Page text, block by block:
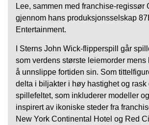
Lee, sammen med franchise-regissør
gjennom hans produksjonsselskap
Entertainment.
I Sterns John Wick-flipperspill går
som verdens største leiemorder mens
å unnslippe fortiden sin. Som
delta i biljakter i høy hastighet og rask
spillefeltet, som inkluderer modeller
inspirert av ikoniske steder fra
New York Continental Hotel og Red